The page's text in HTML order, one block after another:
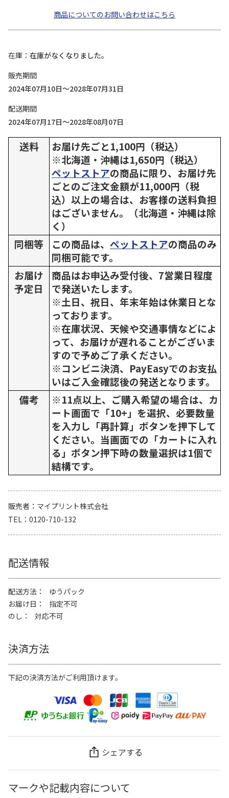
商品についてのお問い合わせはこちら
在庫
在庫がなくなりました。
販売期間
2024年07月10日～2028年07月31日
配送期間
2024年07月17日～2028年08月07日
送料
お届け先ごと1,100円（税込）
※北海道・沖縄は1,650円（税込）
ペットストアの商品に限り、お届け先
ごとのご注文金額が11,000円（税
込）以上の場合は、お客様の送料負担
はございません。（北海道・沖縄は除
く）
同梱等
この商品は、 ペットストアの商品のみ
同梱可能です。
お届け
予定日
商品はお申込み受付後、7営業日程度
で発送いたします。
※土日、祝日、年末年始は休業日とな
っております。
※在庫状況、天候や交通事情などによ
って、お届けが遅れることがございま
すので予めご了承ください。
※コンビニ決済、PayEasyでのお支払
いはご入金確認後の発送となります。
備考
※11点以上、ご購入希望の場合は、カ
ート画面で「10+」を選択、必要数量
を入力し「再計算」ボタンを押下して
ください。当画面での「カートに入れ
る」ボタン押下時の数量選択は1個で
結構です。
販売者
マイプリント株式会社
TEL
0120-710-132
配送情報
配送方法
ゆうパック
お届け日
指定不可
のし
対応不可
決済方法
下記の決済方法がご利用頂けます。
シェアする
マークや記載内容について